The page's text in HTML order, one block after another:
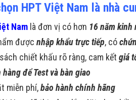
HPT Việt Nam là nhà
Nam là đơn vị có hơn 16 năm kinh
được nhập khẩu trực tiếp, có
chiết khấu rõ ràng, cam kết giá
hàng để Test và bàn giao
miễn phí,bảo hành chính hãng